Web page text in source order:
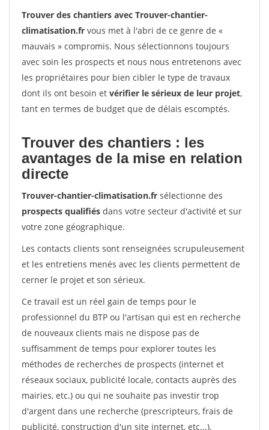
Trouver des chantiers avec Trouver-chantier-
climatisation.fr vous met à l'abri de ce genre de «
mauvais » compromis. Nous sélectionnons toujours
avec soin les prospects et nous nous entretenons avec
les propriétaires pour bien cibler le type de travaux
dont ils ont besoin et vérifier le sérieux de leur projet,
tant en termes de budget que de délais escomptés.
Trouver des chantiers : les
avantages de la mise en relation
directe
Trouver-chantier-climatisation.fr sélectionne des
prospects qualifiés dans votre secteur d'activité et sur
votre zone géographique.
Les contacts clients sont renseignées scrupuleusement
et les entretiens menés avec les clients permettent de
cerner le projet et son sérieux.
Ce travail est un réel gain de temps pour le
professionnel du BTP ou l'artisan qui est en recherche
de nouveaux clients mais ne dispose pas de
suffisamment de temps pour explorer toutes les
méthodes de recherches de prospects (internet et
réseaux sociaux, publicité locale, contacts auprès des
mairies, etc.) ou qui ne souhaite pas investir trop
d'argent dans une recherche (prescripteurs, frais de
publicité, construction d'un site internet, etc...).